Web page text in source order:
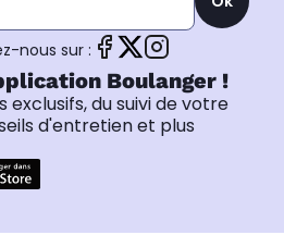
nous sur :
Boulanger !
du suivi de votre
d'entretien et plus